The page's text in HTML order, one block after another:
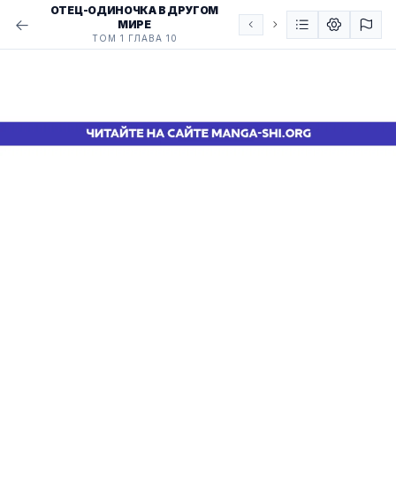
ОТЕЦ-ОДИНОЧКА В ДРУГОМ
МИРЕ
ТОМ 1 ГЛАВА 10